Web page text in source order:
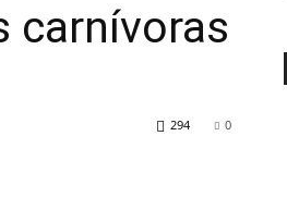
carnívoras
0
294